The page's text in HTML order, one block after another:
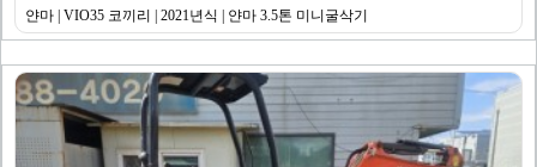
얀마 | VIO35 코끼리 | 2021년식 | 얀마 3.5톤 미니굴삭기